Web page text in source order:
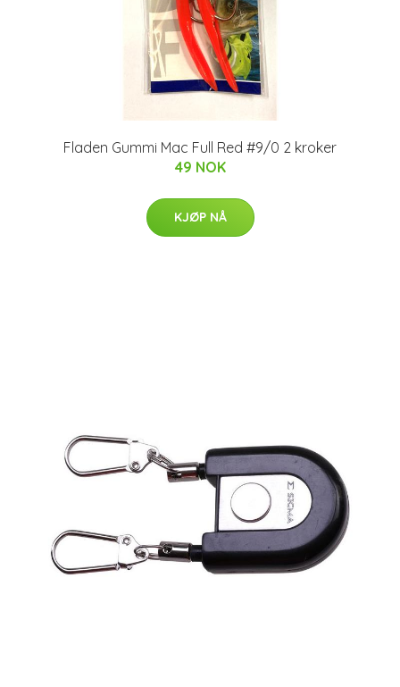
Fladen Gummi Mac Full Red #9/0 2 kroker
49 NOK
KJØP NÅ